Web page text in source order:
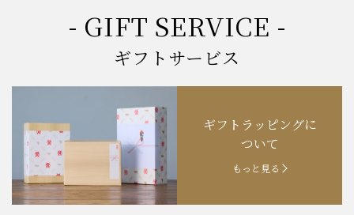
2024.11.1 「お歳暮特集」開催中！
お知らせ 2024.10.18 【創業祭】１０１年目に突入！
お知らせ 202４.09.18 【秋の味覚祭】食欲の秋！
- GIFT SERVICE -
ギフトサービス
ギフトラッピングに
ついて
もっと見る